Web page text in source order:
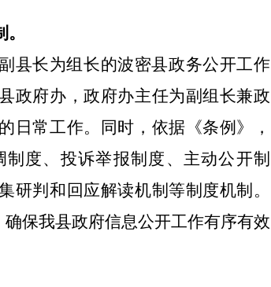
县长为组长的波密县政务公开工作
政府办，政府办主任为副组长兼政
日常工作。同时，依据 《条例》，
度、投诉举报制度、主动公开制
研判和回应解读机制等制度机制。
确保我县政府信息公开工作有序有效